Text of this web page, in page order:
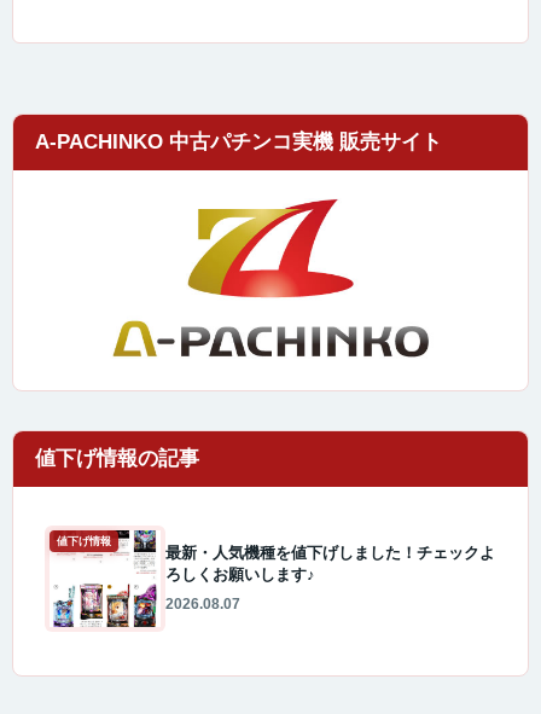
A-PACHINKO 中古パチンコ実機 販売サイト
値下げ情報
最新・人気機種を値下げしました！チェックよ
ろしくお願いします♪
2026.08.07